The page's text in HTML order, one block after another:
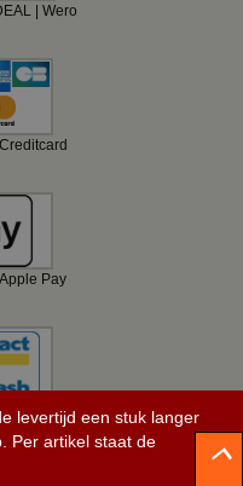
| Wero
Pay
levertijd een stuk langer
Per artikel staat de